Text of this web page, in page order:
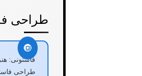
طراحی
فاستونی:
طراحی